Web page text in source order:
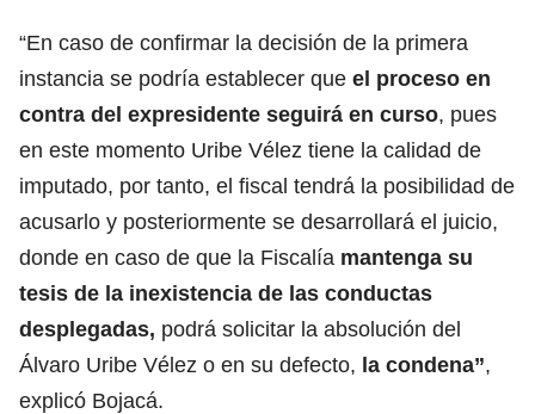
“En caso de confirmar la decisión de la primera
instancia se podría establecer que el proceso en
contra del expresidente seguirá en curso, pues
en este momento Uribe Vélez tiene la calidad de
imputado, por tanto, el fiscal tendrá la posibilidad de
acusarlo y posteriormente se desarrollará el juicio,
donde en caso de que la Fiscalía mantenga su
tesis de la inexistencia de las conductas
desplegadas, podrá solicitar la absolución del
Álvaro Uribe Vélez o en su defecto, la condena”,
explicó Bojacá.